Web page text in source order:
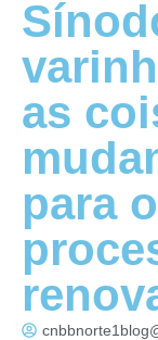
as
para